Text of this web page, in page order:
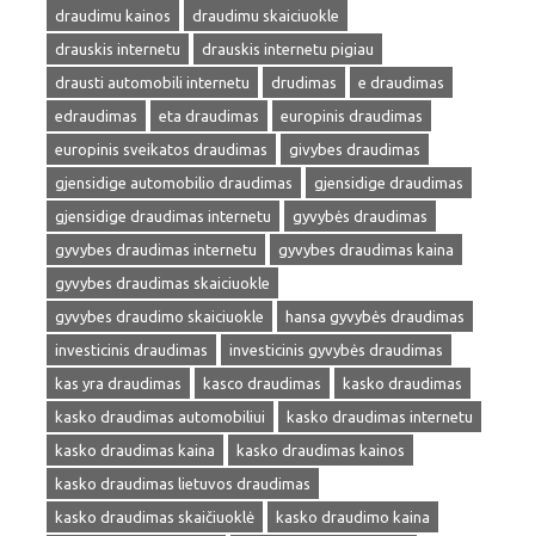
draudimu kainos
draudimu skaiciuokle
drauskis internetu
drauskis internetu pigiau
drausti automobili internetu
drudimas
e draudimas
edraudimas
eta draudimas
europinis draudimas
europinis sveikatos draudimas
givybes draudimas
gjensidige automobilio draudimas
gjensidige draudimas
gjensidige draudimas internetu
gyvybės draudimas
gyvybes draudimas internetu
gyvybes draudimas kaina
gyvybes draudimas skaiciuokle
gyvybes draudimo skaiciuokle
hansa gyvybės draudimas
investicinis draudimas
investicinis gyvybės draudimas
kas yra draudimas
kasco draudimas
kasko draudimas
kasko draudimas automobiliui
kasko draudimas internetu
kasko draudimas kaina
kasko draudimas kainos
kasko draudimas lietuvos draudimas
kasko draudimas skaičiuoklė
kasko draudimo kaina